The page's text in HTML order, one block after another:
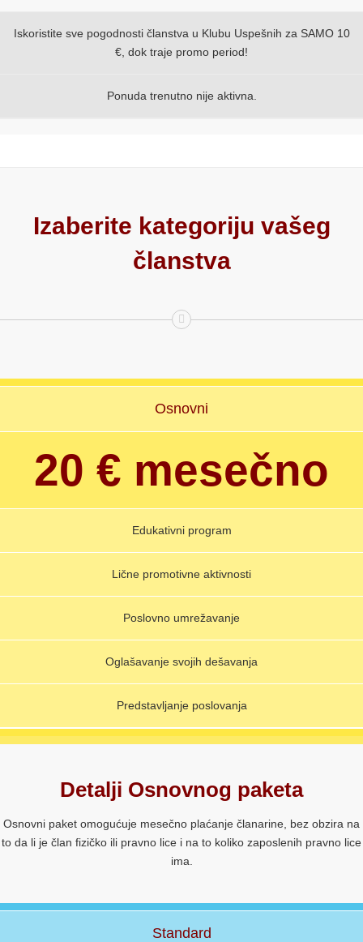
Iskoristite sve pogodnosti članstva u Klubu Uspešnih za SAMO 10
€, dok traje promo period!
Ponuda trenutno nije aktivna.
Izaberite kategoriju vašeg
članstva
Osnovni
20 € mesečno
Edukativni program
Lične promotivne aktivnosti
Poslovno umrežavanje
Oglašavanje svojih dešavanja
Predstavljanje poslovanja
Detalji Osnovnog paketa
Osnovni paket omogućuje mesečno plaćanje članarine, bez obzira na
to da li je član fizičko ili pravno lice i na to koliko zaposlenih pravno lice
ima.
Standard